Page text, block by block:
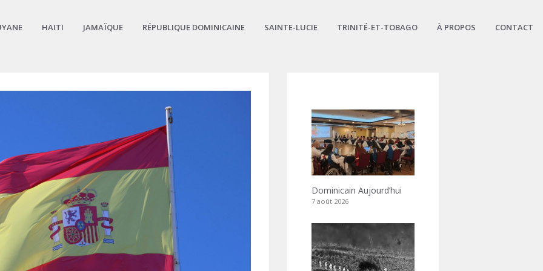
HAITI JAMAÏQUE RÉPUBLIQUE DOMINICAINE SAINTE-LUCIE TRINITÉ-ET-TOBAGO À PROPOS CONTACT
Dominicain Aujourd’hui
7 août 2026